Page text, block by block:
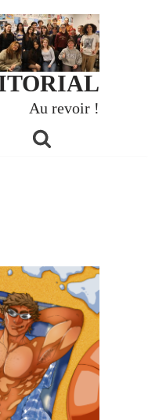
Au revoir !